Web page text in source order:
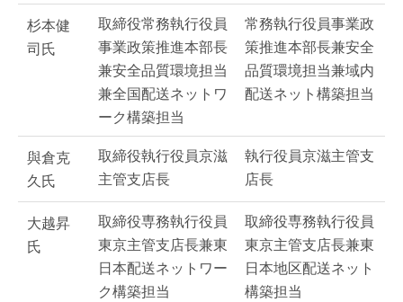
杉本健
司氏
取締役常務執行役員
事業政策推進本部長
兼安全品質環境担当
兼全国配送ネットワ
ーク構築担当
常務執行役員事業政
策推進本部長兼安全
品質環境担当兼域内
配送ネット構築担当
與倉克
久氏
取締役執行役員京滋
主管支店長
執行役員京滋主管支
店長
大越昇
氏
取締役専務執行役員
東京主管支店長兼東
日本配送ネットワー
ク構築担当
取締役専務執行役員
東京主管支店長兼東
日本地区配送ネット
構築担当